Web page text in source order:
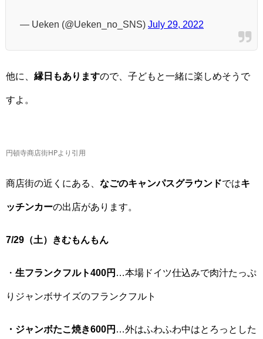
— Ueken (@Ueken_no_SNS) July 29, 2022
他に、 縁日もありますので、子どもと一緒に楽しめそうで
すよ。
円頓寺商店街HPより引用
商店街の近くにある、 なごのキャンパスグラウンドではキ
ッチンカーの出店があります。
7/29（土）きむもんもん
・ 生フランクフルト400円 …本場ドイツ仕込みで肉汁たっぷ
りジャンボサイズのフランクフルト
・ジャンボたこ焼き600円 …外はふわふわ中はとろっとした